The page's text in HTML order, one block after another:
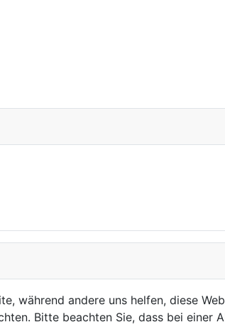
während andere uns helfen, diese
Bitte beachten Sie, dass bei einer